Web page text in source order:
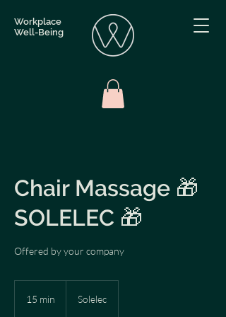
Workplace
Well-Being
Chair Massage 🎁
SOLELEC 🎁
Offered by your company
15 min Solelec